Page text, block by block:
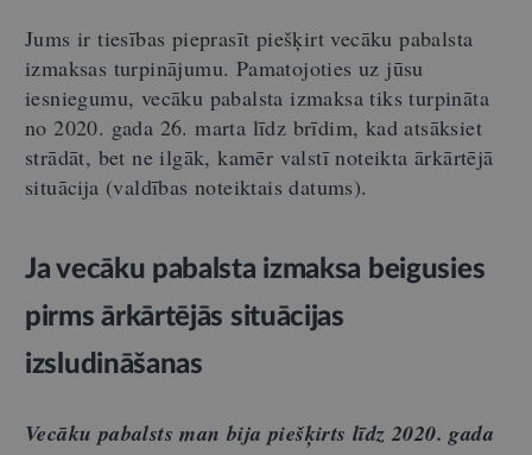
Jums ir tiesības pieprasīt piešķirt vecāku pabalsta
izmaksas turpinājumu. Pamatojoties uz jūsu
iesniegumu, vecāku pabalsta izmaksa tiks turpināta
no 2020. gada 26. marta līdz brīdim, kad atsāksiet
strādāt, bet ne ilgāk, kamēr valstī noteikta ārkārtējā
situācija (valdības noteiktais datums).
Ja vecāku pabalsta izmaksa beigusies
pirms ārkārtējās situācijas
izsludināšanas
Vecāku pabalsts man bija piešķirts līdz 2020. gada